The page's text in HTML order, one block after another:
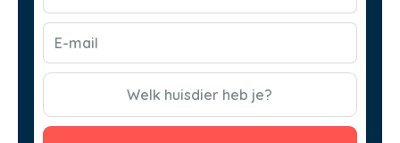
(Vereist)
Welk huisdier heb je?